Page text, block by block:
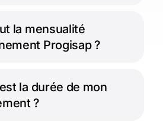
la mensualité
Progisap ?
la durée de mon
?